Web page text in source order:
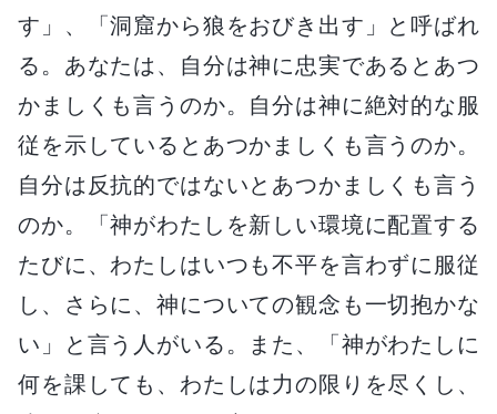
す」、「洞窟から狼をおびき出す」と呼ばれ
る。あなたは、自分は神に忠実であるとあつ
かましくも言うのか。自分は神に絶対的な服
従を示しているとあつかましくも言うのか。
自分は反抗的ではないとあつかましくも言う
のか。「神がわたしを新しい環境に配置する
たびに、わたしはいつも不平を言わずに服従
し、さらに、神についての観念も一切抱かな
い」と言う人がいる。また、「神がわたしに
何を課しても、わたしは力の限りを尽くし、